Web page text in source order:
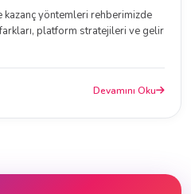
kazanç yöntemleri rehberimizde
platform stratejileri ve gelir
Devamını Oku